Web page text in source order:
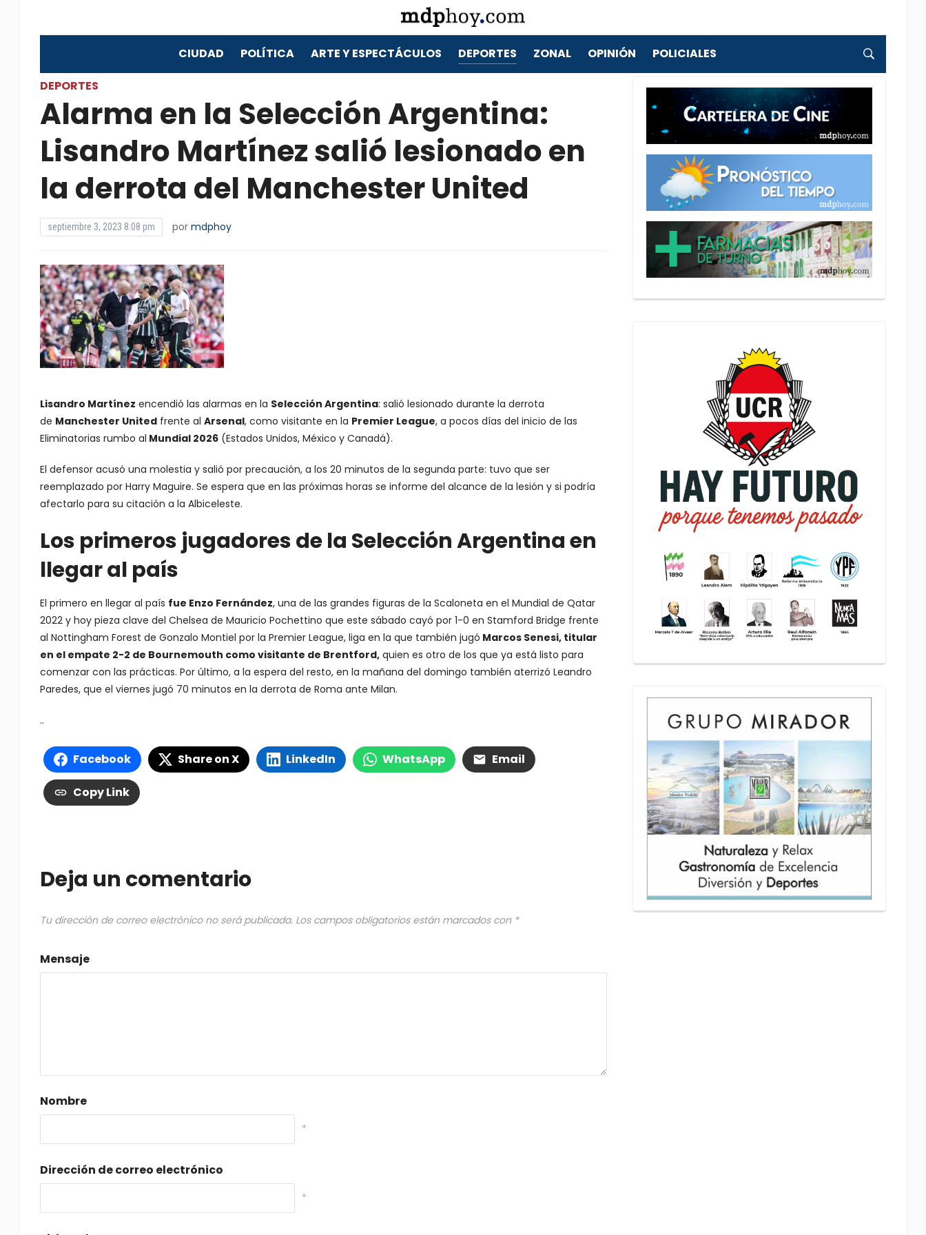
CIUDAD POLÍTICA ARTE Y ESPECTÁCULOS DEPORTES ZONAL OPINIÓN POLICIALES
DEPORTES
Alarma en la Selección Argentina:
Lisandro Martínez salió lesionado en
la derrota del Manchester United
septiembre 3, 2023 8:08 pm por mdphoy
Lisandro Martínez encendió las alarmas en la Selección Argentina: salió lesionado durante la derrota
de Manchester Unitedfrente al Arsenal, como visitante en la Premier League, a pocos días del inicio de las
Eliminatorias rumbo al Mundial 2026(Estados Unidos, México y Canadá).
El defensor acusó una molestia y salió por precaución, a los 20 minutos de la segunda parte: tuvo que ser
reemplazado por Harry Maguire. Se espera que en las próximas horas se informe del alcance de la lesión y si podría
afectarlo para su citación a la Albiceleste.
Los primeros jugadores de la Selección Argentina en
llegar al país
El primero en llegar al país fue Enzo Fernández, una de las grandes figuras de la Scaloneta en el Mundial de Qatar
2022 y hoy pieza clave del Chelsea de Mauricio Pochettino que este sábado cayó por 1-0 en Stamford Bridge frente
al Nottingham Forest de Gonzalo Montiel por la Premier League, liga en la que también jugó Marcos Senesi, titular
en el empate 2-2 de Bournemouth como visitante de Brentford,quien es otro de los que ya está listo para
comenzar con las prácticas. Por último, a la espera del resto, en la mañana del domingo también aterrizó Leandro
Paredes, que el viernes jugó 70 minutos en la derrota de Roma ante Milan.
..
Facebook Share on X LinkedIn WhatsApp Email
Copy Link
Deja un comentario
Tu dirección de correo electrónico no será publicada. Los campos obligatorios están marcados con *
Mensaje
Nombre
*
Dirección de correo electrónico
*